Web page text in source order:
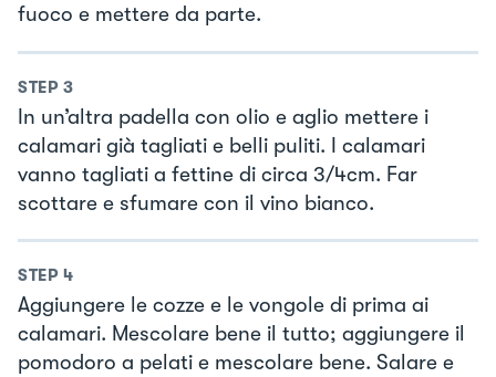
fuoco e mettere da parte.
STEP 3
In un’altra padella con olio e aglio mettere i
calamari già tagliati e belli puliti. I calamari
vanno tagliati a fettine di circa 3/4cm. Far
scottare e sfumare con il vino bianco.
STEP 4
Aggiungere le cozze e le vongole di prima ai
calamari. Mescolare bene il tutto; aggiungere il
pomodoro a pelati e mescolare bene. Salare e